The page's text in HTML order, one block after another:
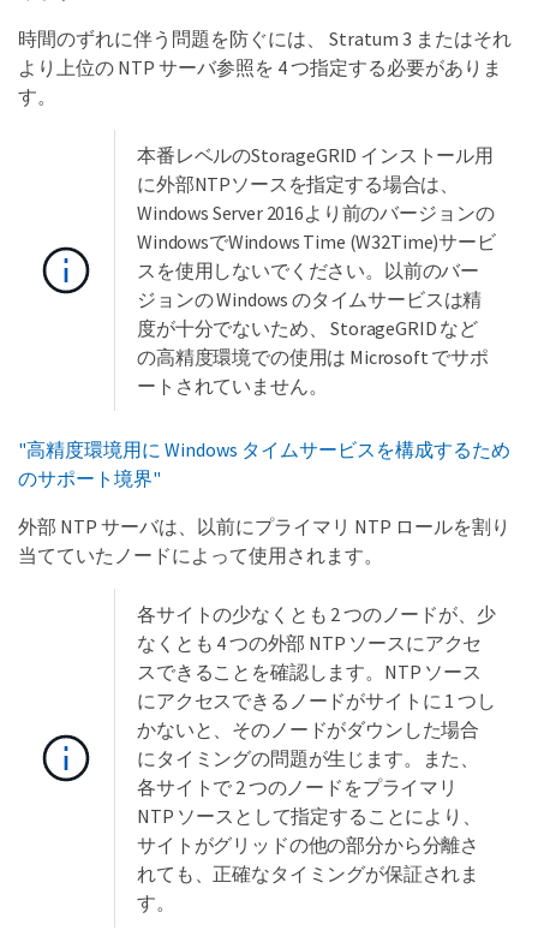
時間のずれに伴う問題を防ぐには、 Stratum 3 またはそれ
より上位の NTP サーバ参照を 4 つ指定する必要がありま
す。
本番レベルのStorageGRID インストール用
に外部NTPソースを指定する場合は、
Windows Server 2016より前のバージョンの
WindowsでWindows Time (W32Time)サービ
スを使用しないでください。以前のバー
ジョンの Windows のタイムサービスは精
度が十分でないため、 StorageGRID など
の高精度環境での使用は Microsoft でサポ
ートされていません。
"高精度環境用に Windows タイムサービスを構成するため
のサポート境界"
外部 NTP サーバは、以前にプライマリ NTP ロールを割り
当てていたノードによって使用されます。
各サイトの少なくとも 2 つのノードが、少
なくとも 4 つの外部 NTP ソースにアクセ
スできることを確認します。NTP ソース
にアクセスできるノードがサイトに 1 つし
かないと、そのノードがダウンした場合
にタイミングの問題が生じます。また、
各サイトで 2 つのノードをプライマリ
NTP ソースとして指定することにより、
サイトがグリッドの他の部分から分離さ
れても、正確なタイミングが保証されま
す。